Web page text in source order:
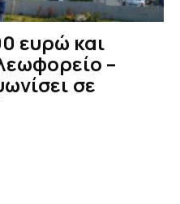
ευρώ και
–
σε